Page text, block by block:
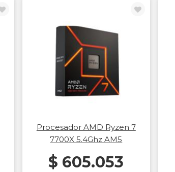
Procesador AMD Ryzen 7
7700X 5.4Ghz AM5
$ 605.053